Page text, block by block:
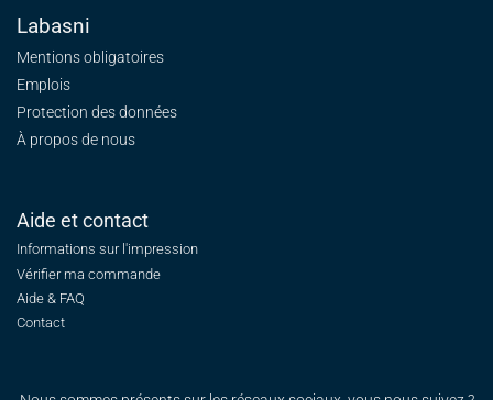
Labasni
Mentions obligatoires
Emplois
Protection des données
À propos de nous
Aide et contact
Informations sur l'impression
Vérifier ma commande
Aide & FAQ
Contact